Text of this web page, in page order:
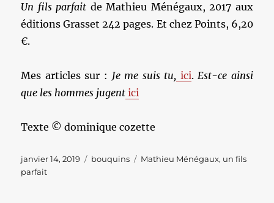
Un fils parfait de Mathieu Ménégaux, 2017 aux
éditions Grasset 242 pages. Et chez Points, 6,20
€.
Mes articles sur : Je me suis tu, ici.Est-ce ainsi
que les hommes jugent ici
Texte © dominique cozette
Publié
le
janvier 14, 2019 Catégories
bouquins Étiquettes
Mathieu Ménégaux, un fils
parfait